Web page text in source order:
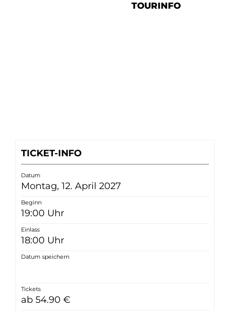
TOURINFO
TICKET-INFO
Datum
Montag, 12. April 2027
Beginn
19:00 Uhr
Einlass
18:00 Uhr
Datum speichern
Tickets
ab 54.90 €